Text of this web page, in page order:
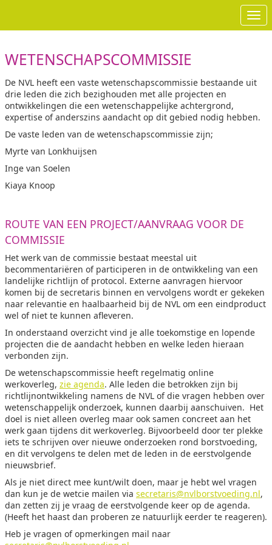
WETENSCHAPSCOMMISSIE
De NVL heeft een vaste wetenschapscommissie bestaande uit
drie leden die zich bezighouden met alle projecten en
ontwikkelingen die een wetenschappelijke achtergrond,
expertise of anderszins aandacht op dit gebied nodig hebben.
De vaste leden van de wetenschapscommissie zijn;
Myrte van Lonkhuijsen
Inge van Soelen
Kiaya Knoop
ROUTE VAN EEN PROJECT/AANVRAAG VOOR DE
COMMISSIE
Het werk van de commissie bestaat meestal uit
becommentariëren of participeren in de ontwikkeling van een
landelijke richtlijn of protocol. Externe aanvragen hiervoor
komen bij de secretaris binnen en vervolgens wordt er gekeken
naar relevantie en haalbaarheid bij de NVL om een eindproduct
wel of niet te kunnen afleveren.
In onderstaand overzicht vind je alle toekomstige en lopende
projecten die de aandacht hebben en welke leden hieraan
verbonden zijn.
De wetenschapscommissie heeft regelmatig online
werkoverleg, zie agenda. Alle leden die betrokken zijn bij
richtlijnontwikkeling namens de NVL of die vragen hebben over
wetenschappelijk onderzoek, kunnen daarbij aanschuiven. Het
doel is niet alleen overleg maar ook samen concreet aan het
werk gaan tijdens dit werkoverleg. Bijvoorbeeld door ter plekke
iets te schrijven over nieuwe onderzoeken rond borstvoeding,
en dit vervolgens te delen met de leden in de eerstvolgende
nieuwsbrief.
Als je niet direct mee kunt/wilt doen, maar je hebt wel vragen
dan kun je de wetcie mailen via secretaris@nvlborstvoeding.nl,
dan zetten zij je vraag de eerstvolgende keer op de agenda.
(Heeft het haast dan proberen ze natuurlijk eerder te reageren).
Heb je vragen of opmerkingen mail naar